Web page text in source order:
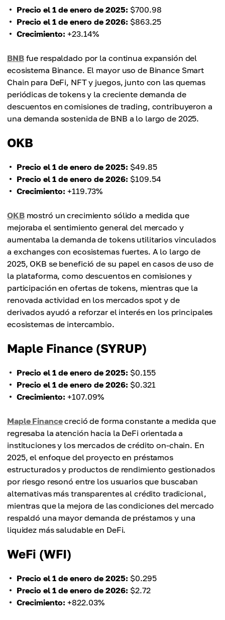
Precio el 1 de enero de 2025: $700.98
Precio el 1 de enero de 2026: $863.25
Crecimiento: +23.14%
BNBfue respaldado por la continua expansión del
ecosistema Binance. El mayor uso de Binance Smart
Chain para DeFi, NFT y juegos, junto con las quemas
periódicas de tokens y la creciente demanda de
descuentos en comisiones de trading, contribuyeron a
una demanda sostenida de BNB a lo largo de 2025.
OKB
Precio el 1 de enero de 2025: $49.85
Precio el 1 de enero de 2026: $109.54
Crecimiento: +119.73%
OKBmostró un crecimiento sólido a medida que
mejoraba el sentimiento general del mercado y
aumentaba la demanda de tokens utilitarios vinculados
a exchanges con ecosistemas fuertes. A lo largo de
2025, OKB se benefició de su papel en casos de uso de
la plataforma, como descuentos en comisiones y
participación en ofertas de tokens, mientras que la
renovada actividad en los mercados spot y de
derivados ayudó a reforzar el interés en los principales
ecosistemas de intercambio.
Maple Finance (SYRUP)
Precio el 1 de enero de 2025: $0.155
Precio el 1 de enero de 2026: $0.321
Crecimiento: +107.09%
Maple Financecreció de forma constante a medida que
regresaba la atención hacia la DeFi orientada a
instituciones y los mercados de crédito on-chain. En
2025, el enfoque del proyecto en préstamos
estructurados y productos de rendimiento gestionados
por riesgo resonó entre los usuarios que buscaban
alternativas más transparentes al crédito tradicional,
mientras que la mejora de las condiciones del mercado
respaldó una mayor demanda de préstamos y una
liquidez más saludable en DeFi.
WeFi (WFI)
Precio el 1 de enero de 2025: $0.295
Precio el 1 de enero de 2026: $2.72
Crecimiento: +822.03%